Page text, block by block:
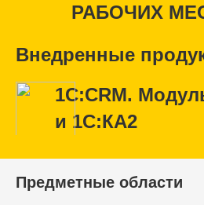
РАБОЧИХ
Внедренные
1С:CRM.
и 1С:КА2
Предметные области